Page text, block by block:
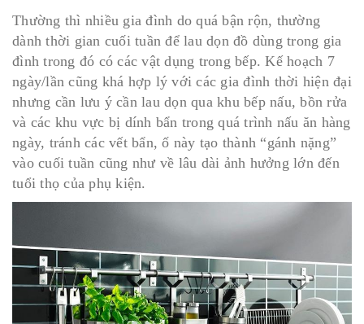
Thường thì nhiều gia đình do quá bận rộn, thường
dành thời gian cuối tuần để lau dọn đồ dùng trong gia
đình trong đó có các vật dụng trong bếp. Kế hoạch 7
ngày/lần cũng khá hợp lý với các gia đình thời hiện đại
nhưng cần lưu ý cần lau dọn qua khu bếp nấu, bồn rửa
và các khu vực bị dính bẩn trong quá trình nấu ăn hàng
ngày, tránh các vết bẩn, ố này tạo thành “gánh nặng”
vào cuối tuần cũng như về lâu dài ảnh hưởng lớn đến
tuổi thọ của phụ kiện.